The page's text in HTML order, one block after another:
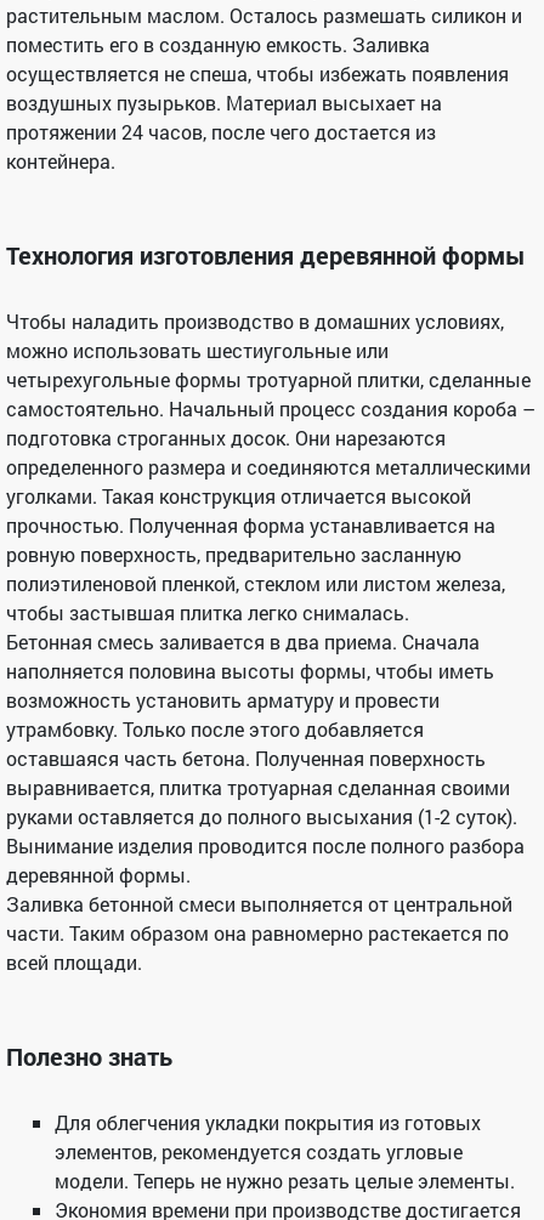
растительным маслом. Осталось размешать силикон и
поместить его в созданную емкость. Заливка
осуществляется не спеша, чтобы избежать появления
воздушных пузырьков. Материал высыхает на
протяжении 24 часов, после чего достается из
контейнера.
Технология изготовления деревянной формы
Чтобы наладить производство в домашних условиях,
можно использовать шестиугольные или
четырехугольные формы тротуарной плитки, сделанные
самостоятельно. Начальный процесс создания короба –
подготовка строганных досок. Они нарезаются
определенного размера и соединяются металлическими
уголками. Такая конструкция отличается высокой
прочностью. Полученная форма устанавливается на
ровную поверхность, предварительно засланную
полиэтиленовой пленкой, стеклом или листом железа,
чтобы застывшая плитка легко снималась.
Бетонная смесь заливается в два приема. Сначала
наполняется половина высоты формы, чтобы иметь
возможность установить арматуру и провести
утрамбовку. Только после этого добавляется
оставшаяся часть бетона. Полученная поверхность
выравнивается, плитка тротуарная сделанная своими
руками оставляется до полного высыхания (1-2 суток).
Вынимание изделия проводится после полного разбора
деревянной формы.
Заливка бетонной смеси выполняется от центральной
части. Таким образом она равномерно растекается по
всей площади.
Полезно знать
Для облегчения укладки покрытия из готовых
элементов, рекомендуется создать угловые
модели. Теперь не нужно резать целые элементы.
Экономия времени при производстве достигается